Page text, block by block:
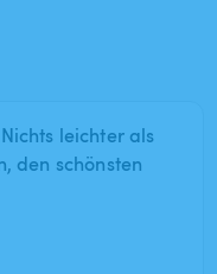
leichter als
den schönsten